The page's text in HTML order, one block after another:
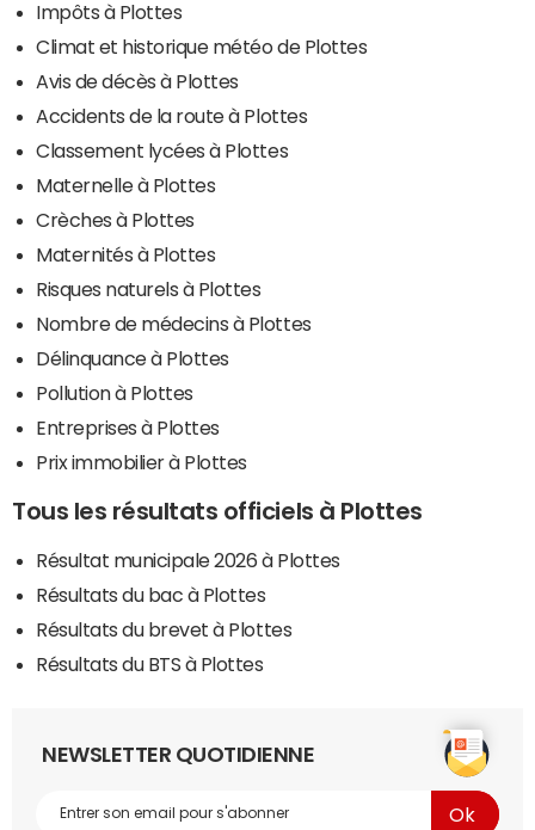
Impôts à Plottes
Climat et historique météo de Plottes
Avis de décès à Plottes
Accidents de la route à Plottes
Classement lycées à Plottes
Maternelle à Plottes
Crèches à Plottes
Maternités à Plottes
Risques naturels à Plottes
Nombre de médecins à Plottes
Délinquance à Plottes
Pollution à Plottes
Entreprises à Plottes
Prix immobilier à Plottes
Tous les résultats officiels à Plottes
Résultat municipale 2026 à Plottes
Résultats du bac à Plottes
Résultats du brevet à Plottes
Résultats du BTS à Plottes
NEWSLETTER QUOTIDIENNE